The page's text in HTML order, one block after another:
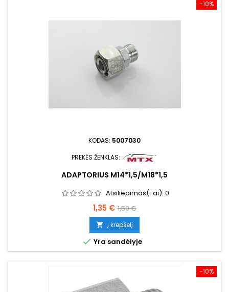
−10%
KODAS: 5007030
PREKĖS ŽENKLAS:
ADAPTORIUS M14*1,5/M18*1,5
Atsiliepimas(-ai): 0
Kaina
1,35 € Bazinė
kaina
1,50 €
 Į krepšelį
 Yra sandėlyje
−10%